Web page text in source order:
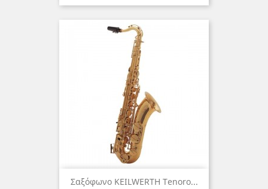
Σαξόφωνο KEILWERTH Τenoro...